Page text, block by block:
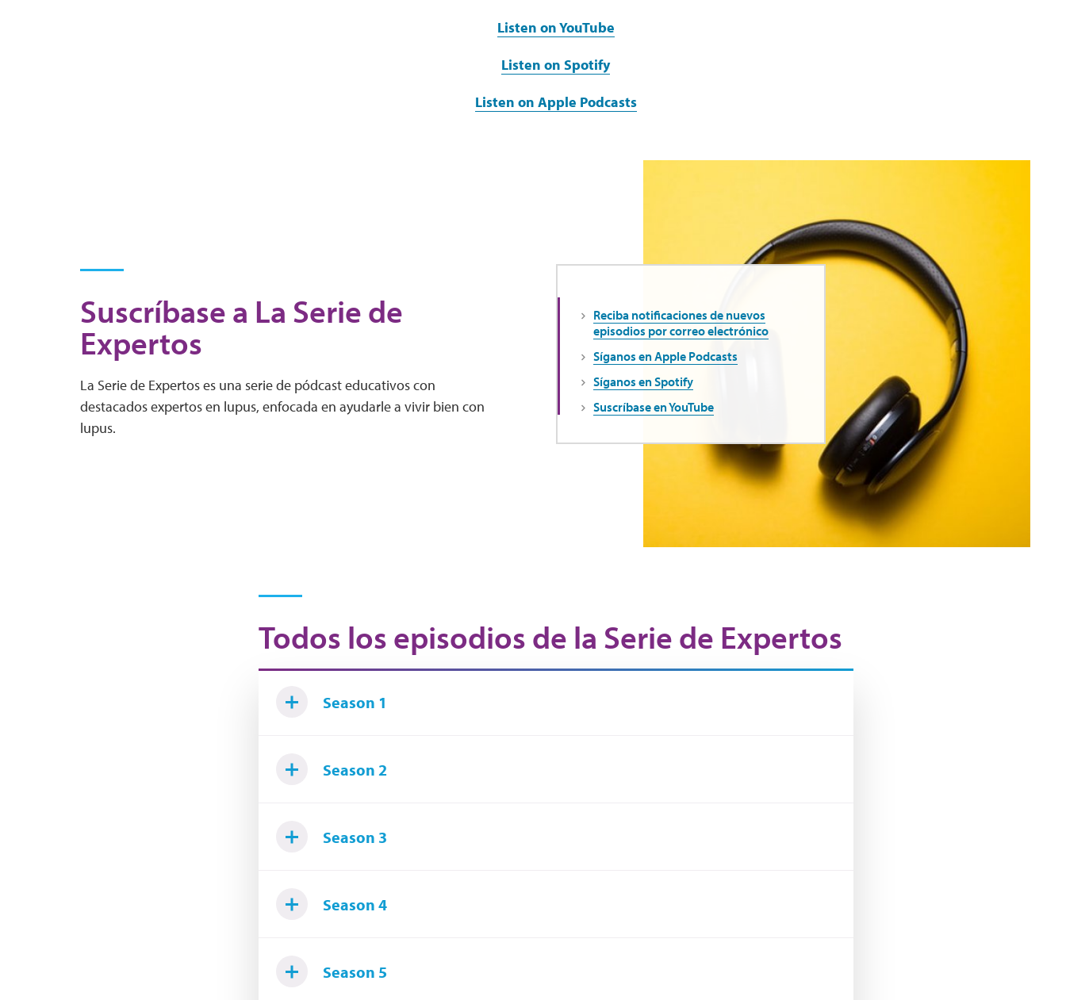
Listen on YouTube
Listen on Spotify
Listen on Apple Podcasts
Suscríbase a La Serie de
Expertos
La Serie de Expertos es una serie de pódcast educativos con
destacados expertos en lupus, enfocada en ayudarle a vivir bien con
lupus.
Reciba notificaciones de nuevos
episodios por correo electrónico
Síganos en Apple Podcasts
Síganos en Spotify
Suscríbase en YouTube
Todos los episodios de la Serie de Expertos
Season 1
Season 2
Season 3
Season 4
Season 5